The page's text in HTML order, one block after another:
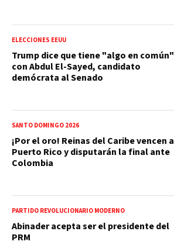
ELECCIONES EEUU
Trump dice que tiene "algo en común"
con Abdul El-Sayed, candidato
demócrata al Senado
SANTO DOMINGO 2026
¡Por el oro! Reinas del Caribe vencen a
Puerto Rico y disputarán la final ante
Colombia
PARTIDO REVOLUCIONARIO MODERNO
Abinader acepta ser el presidente del
PRM